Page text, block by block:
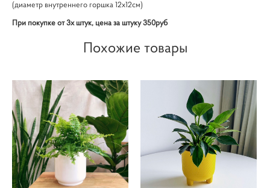
(диаметр внутреннего горшка 12х12см)
При покупке от 3х штук, цена за штуку 350руб
Похожие товары